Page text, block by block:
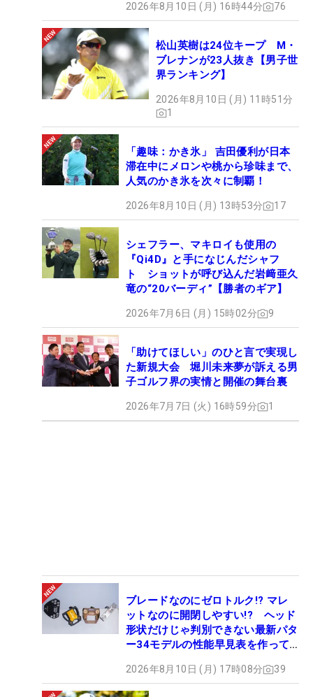
2026年8月10日 (月) 16時44分 76
松山英樹は24位キープ M・
ブレナンが23人抜き【男子世
界ランキング】
2026年8月10日 (月) 11時51分
1
「趣味：かき氷」 吉田優利が日本
滞在中にメロンや桃から珍味まで、
人気のかき氷を次々に制覇！
2026年8月10日 (月) 13時53分 17
シェフラー、マキロイも使用の
『Qi4D』と手になじんだシャフ
ト ショットが呼び込んだ岩﨑亜久
竜の“20バーディ”【勝者のギア】
2026年7月6日 (月) 15時02分 9
「助けてほしい」のひと言で実現し
た新規大会 堀川未来夢が訴える男
子ゴルフ界の実情と開催の舞台裏
2026年7月7日 (火) 16時59分 1
ブレードなのにゼロトルク!? マレ
ットなのに開閉しやすい!? ヘッド
形状だけじゃ判別できない最新パタ
ー34モデルの性能早見表を作って
2026年8月10日 (月) 17時08分 39